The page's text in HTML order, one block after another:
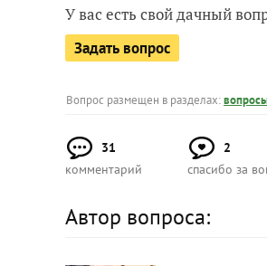
У вас есть свой дачный
Задать вопрос
Вопрос размещен в разделах:
31
комментарий
2
спасибо за
Автор вопроса: